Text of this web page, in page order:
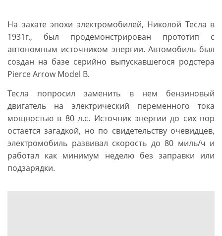
На закате эпохи электромобилей, Николой Тесла в
1931г., был продемонстрирован прототип с
автономным источником энергии. Автомобиль был
создан на базе серийно выпускавшегося родстера
Pierce Arrow Model B.
Тесла попросил заменить в нем бензиновый
двигатель на электрический переменного тока
мощностью в 80 л.с. Источник энергии до сих пор
остается загадкой, но по свидетельству очевидцев,
электромобиль развивал скорость до 80 миль/ч и
работал как минимум неделю без заправки или
подзарядки.